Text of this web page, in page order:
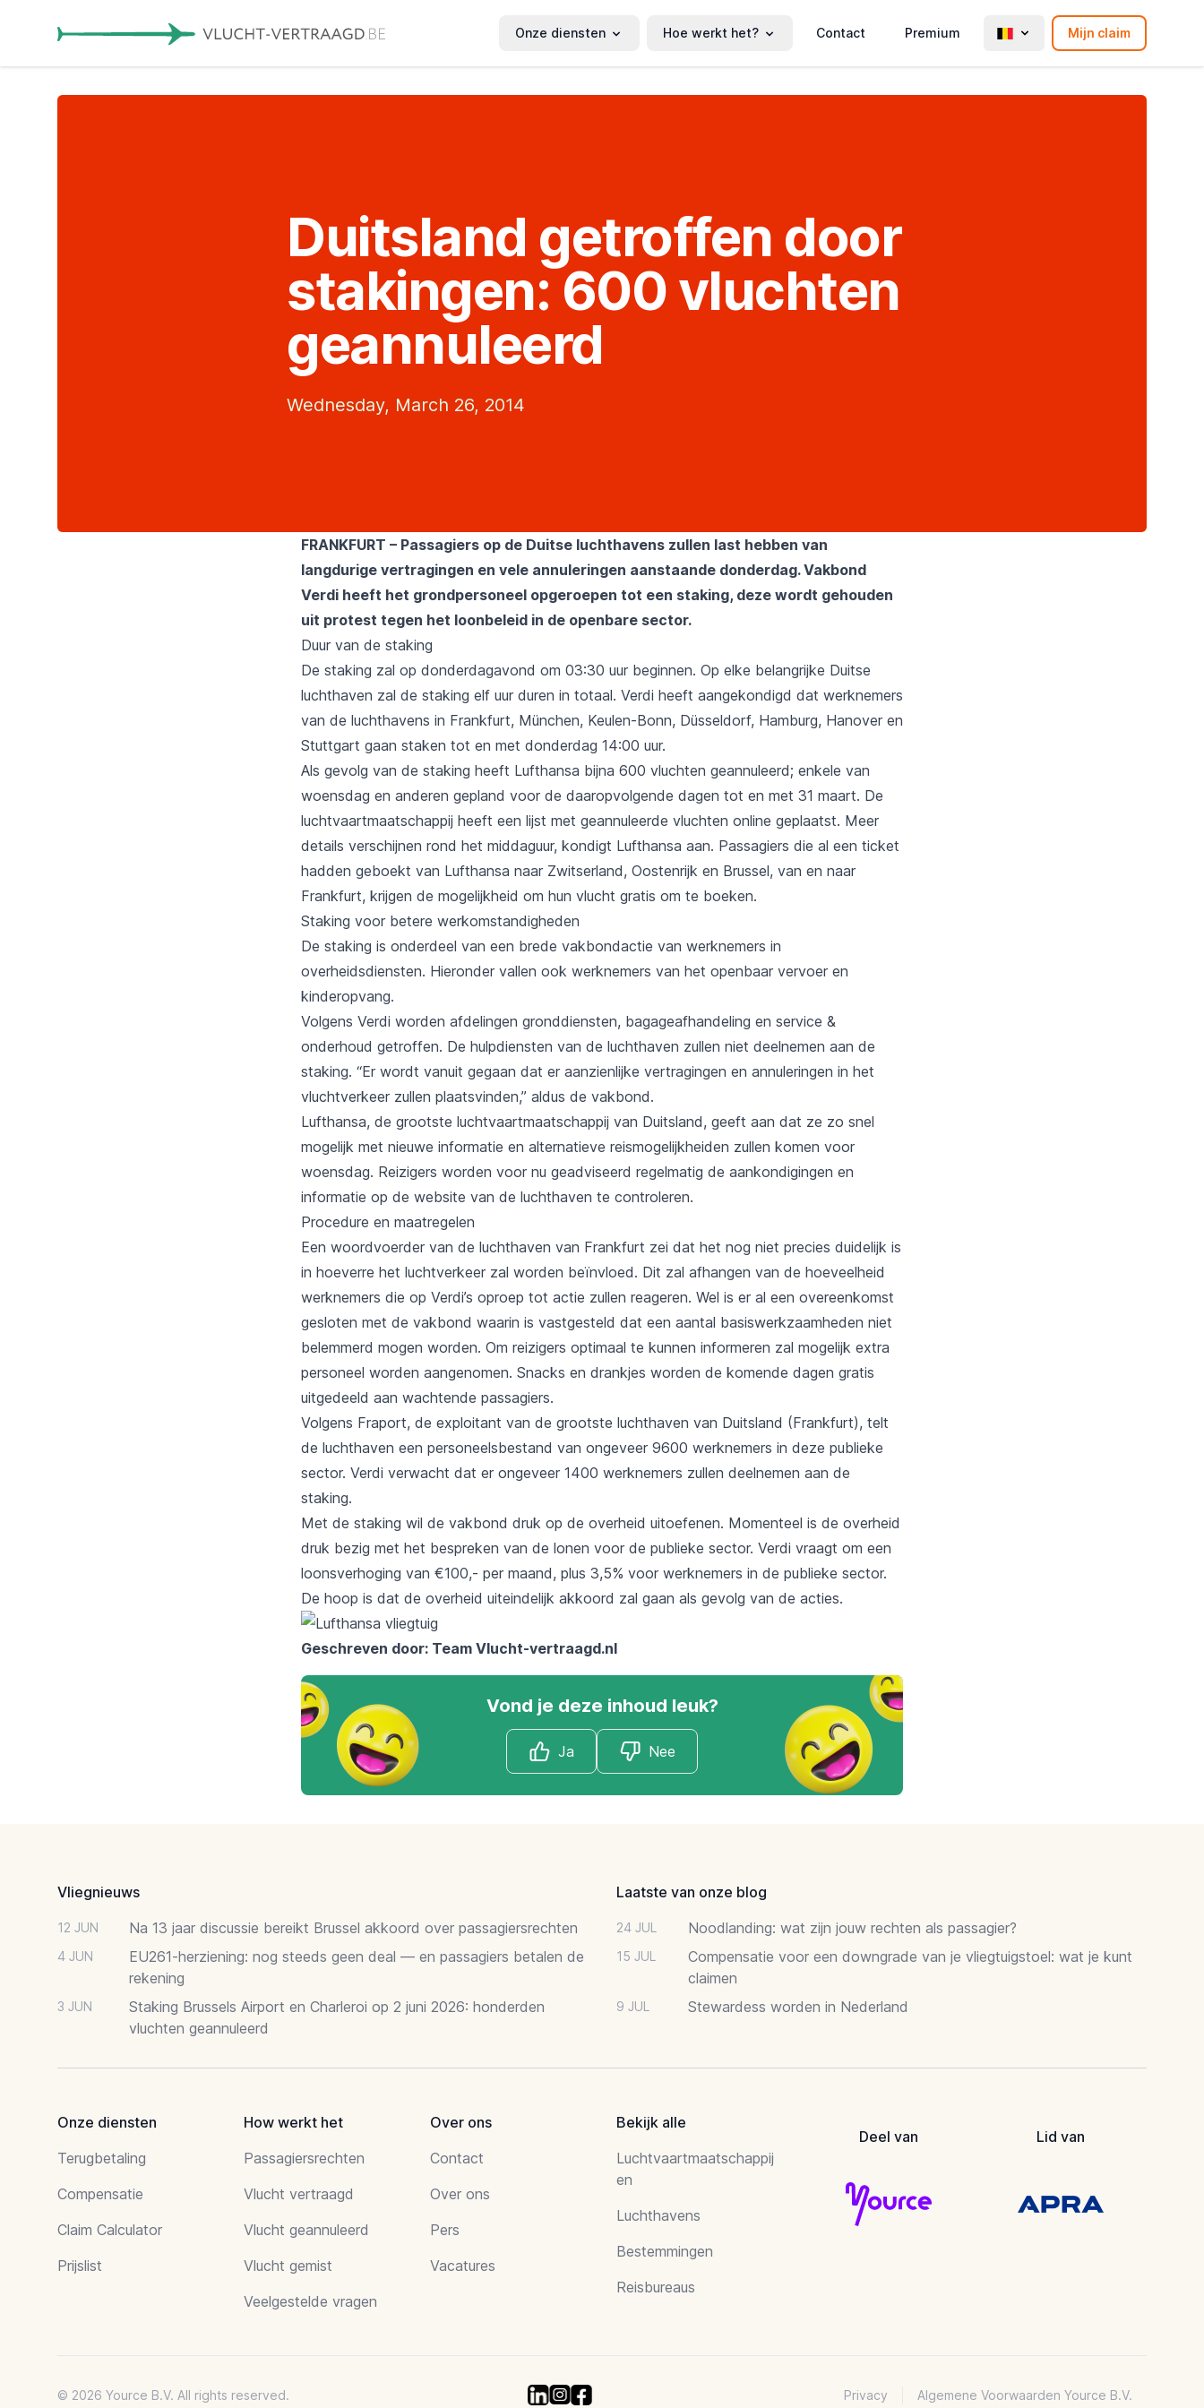
Onze diensten Hoe werkt het? Contact Premium Mijn claim
Duitsland getroffen door
stakingen: 600 vluchten
geannuleerd
Wednesday, March 26, 2014
FRANKFURT – Passagiers op de Duitse luchthavens zullen last hebben van
langdurige vertragingen en vele annuleringen aanstaande donderdag. Vakbond
Verdi heeft het grondpersoneel opgeroepen tot een staking, deze wordt gehouden
uit protest tegen het loonbeleid in de openbare sector.
Duur van de staking
De staking zal op donderdagavond om 03:30 uur beginnen. Op elke belangrijke Duitse
luchthaven zal de staking elf uur duren in totaal. Verdi heeft aangekondigd dat werknemers
van de luchthavens in Frankfurt, München, Keulen-Bonn, Düsseldorf, Hamburg, Hanover en
Stuttgart gaan staken tot en met donderdag 14:00 uur.
Als gevolg van de staking heeft Lufthansa bijna 600 vluchten geannuleerd; enkele van
woensdag en anderen gepland voor de daaropvolgende dagen tot en met 31 maart. De
luchtvaartmaatschappij heeft een lijst met geannuleerde vluchten online geplaatst. Meer
details verschijnen rond het middaguur, kondigt Lufthansa aan. Passagiers die al een ticket
hadden geboekt van Lufthansa naar Zwitserland, Oostenrijk en Brussel, van en naar
Frankfurt, krijgen de mogelijkheid om hun vlucht gratis om te boeken.
Staking voor betere werkomstandigheden
De staking is onderdeel van een brede vakbondactie van werknemers in
overheidsdiensten. Hieronder vallen ook werknemers van het openbaar vervoer en
kinderopvang.
Volgens Verdi worden afdelingen gronddiensten, bagageafhandeling en service &
onderhoud getroffen. De hulpdiensten van de luchthaven zullen niet deelnemen aan de
staking. “Er wordt vanuit gegaan dat er aanzienlijke vertragingen en annuleringen in het
vluchtverkeer zullen plaatsvinden,” aldus de vakbond.
Lufthansa, de grootste luchtvaartmaatschappij van Duitsland, geeft aan dat ze zo snel
mogelijk met nieuwe informatie en alternatieve reismogelijkheiden zullen komen voor
woensdag. Reizigers worden voor nu geadviseerd regelmatig de aankondigingen en
informatie op de website van de luchthaven te controleren.
Procedure en maatregelen
Een woordvoerder van de luchthaven van Frankfurt zei dat het nog niet precies duidelijk is
in hoeverre het luchtverkeer zal worden beïnvloed. Dit zal afhangen van de hoeveelheid
werknemers die op Verdi’s oproep tot actie zullen reageren. Wel is er al een overeenkomst
gesloten met de vakbond waarin is vastgesteld dat een aantal basiswerkzaamheden niet
belemmerd mogen worden. Om reizigers optimaal te kunnen informeren zal mogelijk extra
personeel worden aangenomen. Snacks en drankjes worden de komende dagen gratis
uitgedeeld aan wachtende passagiers.
Volgens Fraport, de exploitant van de grootste luchthaven van Duitsland (Frankfurt), telt
de luchthaven een personeelsbestand van ongeveer 9600 werknemers in deze publieke
sector. Verdi verwacht dat er ongeveer 1400 werknemers zullen deelnemen aan de
staking.
Met de staking wil de vakbond druk op de overheid uitoefenen. Momenteel is de overheid
druk bezig met het bespreken van de lonen voor de publieke sector. Verdi vraagt om een
loonsverhoging van €100,- per maand, plus 3,5% voor werknemers in de publieke sector.
De hoop is dat de overheid uiteindelijk akkoord zal gaan als gevolg van de acties.
Geschreven door: Team Vlucht-vertraagd.nl
Vond je deze inhoud leuk?
Ja Nee
Vliegnieuws
12 JUN Na 13 jaar discussie bereikt Brussel akkoord over passagiersrechten
4 JUN
EU261-herziening: nog steeds geen deal — en passagiers betalen de
rekening
3 JUN
Staking Brussels Airport en Charleroi op 2 juni 2026: honderden
vluchten geannuleerd
Laatste van onze blog
24 JUL Noodlanding: wat zijn jouw rechten als passagier?
15 JUL
Compensatie voor een downgrade van je vliegtuigstoel: wat je kunt
claimen
9 JUL Stewardess worden in Nederland
Onze diensten
Terugbetaling
Compensatie
Claim Calculator
Prijslist
How werkt het
Passagiersrechten
Vlucht vertraagd
Vlucht geannuleerd
Vlucht gemist
Veelgestelde vragen
Over ons
Contact
Over ons
Pers
Vacatures
Bekijk alle
Luchtvaartmaatschappij
en
Luchthavens
Bestemmingen
Reisbureaus
Deel van Lid van
© 2026 Yource B.V. All rights reserved. Privacy Algemene Voorwaarden Yource B.V.